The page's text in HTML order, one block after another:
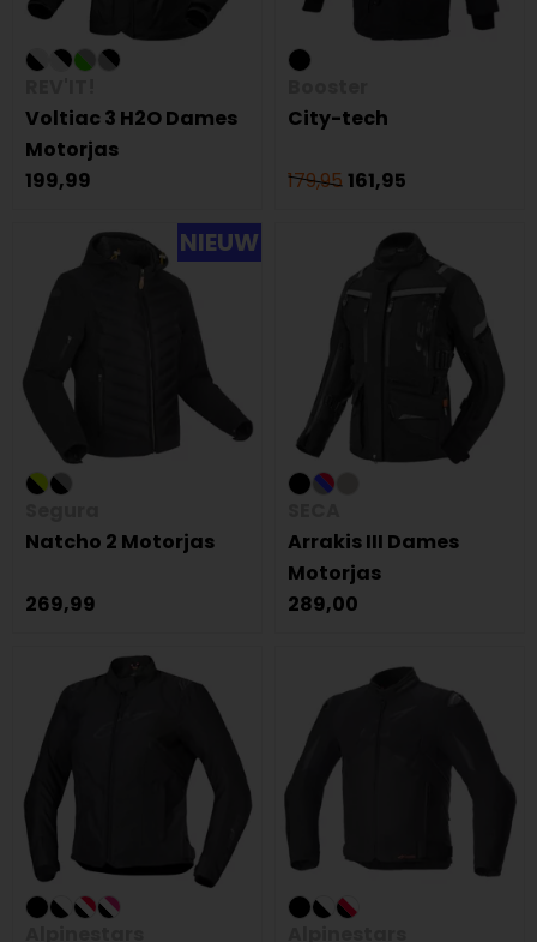
Voltiac 3 H2O Dames
Motorjas
199,99
City-tech
179,95 161,95
NIEUW
Natcho 2 Motorjas
269,99
Arrakis III Dames
Motorjas
289,00